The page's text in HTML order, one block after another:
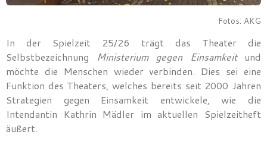
Fotos: AKG
In der Spielzeit 25/26 trägt das Theater die
Selbstbezeichnung
Ministerium gegen Einsamkeit und
möchte die Menschen wieder verbinden. Dies sei eine
Funktion des Theaters, welches bereits seit 2000 Jahren
Strategien gegen Einsamkeit entwickele, wie die
Intendantin Kathrin Mädler im aktuellen Spielzeitheft
äußert.